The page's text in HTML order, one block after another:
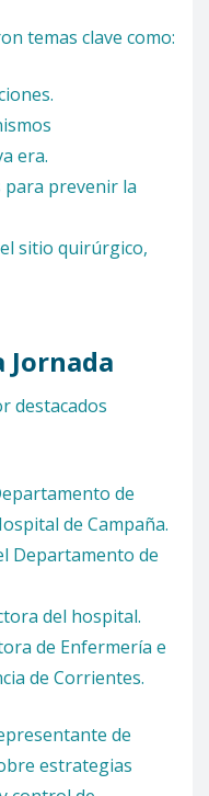
temas clave como:
era.
prevenir la
sitio quirúrgico,
destacados
de
de Campaña.
Departamento de
del hospital.
de Enfermería e
de Corrientes.
de
estrategias